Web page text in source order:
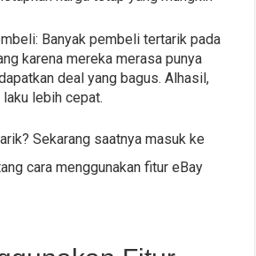
Banyak pembeli tertarik pada
karena mereka merasa punya
deal yang bagus. Alhasil,
lebih cepat.
Sekarang saatnya masuk ke
cara menggunakan fitur eBay